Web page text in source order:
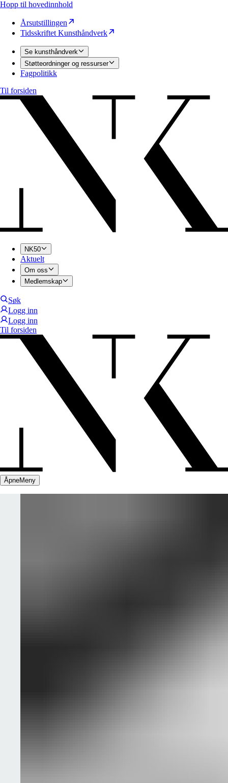
Hopp til hovedinnhold
Årsutstillingen
Tidsskriftet Kunsthåndverk
Se kunsthåndverk
Støtteordninger og ressurser
Fagpolitikk
Til forsiden
NK50
Aktuelt
Om oss
Medlemskap
Søk
Logg inn
Logg inn
Til forsiden
ÅpneMeny